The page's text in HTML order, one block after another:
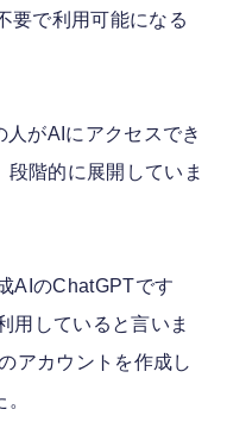
要で利用可能になる
人がAIにアクセスでき
階的に展開していま
AIのChatGPTです
用していると言いま
アカウントを作成し